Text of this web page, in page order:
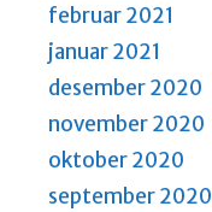
februar 2021
januar 2021
desember 2020
november 2020
oktober 2020
september 2020